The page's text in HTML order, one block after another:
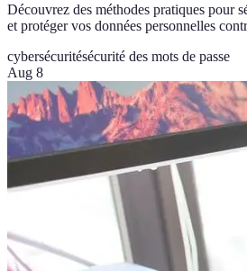
Découvrez des méthodes pratiques pour
et protéger vos données personnelles
cybersécuritésécurité des mots de passe
Aug 8